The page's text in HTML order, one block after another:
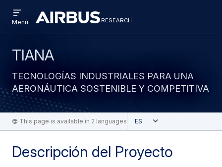
al
contenido
to
search
Research research
RESEARCH
menu
Menú
TIANA
TECNOLOGÍAS INDUSTRIALES PARA UNA
AERONÁUTICA SOSTENIBLE Y COMPETITIVA
This page is available in 2 languages Español
Descripción del Proyecto